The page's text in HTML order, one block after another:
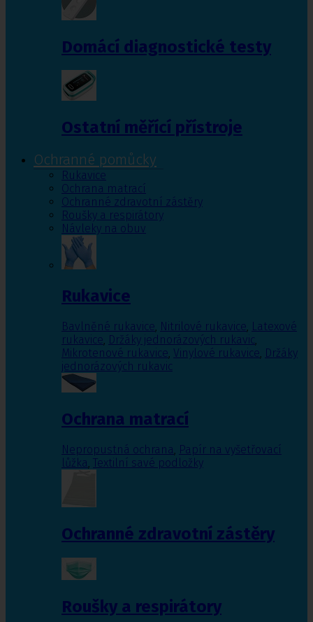
Domácí diagnostické testy
Ostatní měřící přístroje
Ochranné pomůcky
Rukavice
Ochrana matrací
Ochranné zdravotní zástěry
Roušky a respirátory
Návleky na obuv
Rukavice
Bavlněné rukavice, Nitrilové rukavice, Latexové
rukavice, Držáky jednorázových rukavic,
Mikrotenové rukavice, Vinylové rukavice, Držáky
jednorázových rukavic
Ochrana matrací
Nepropustná ochrana, Papír na vyšetřovací
lůžka, Textilní savé podložky
Ochranné zdravotní zástěry
Roušky a respirátory